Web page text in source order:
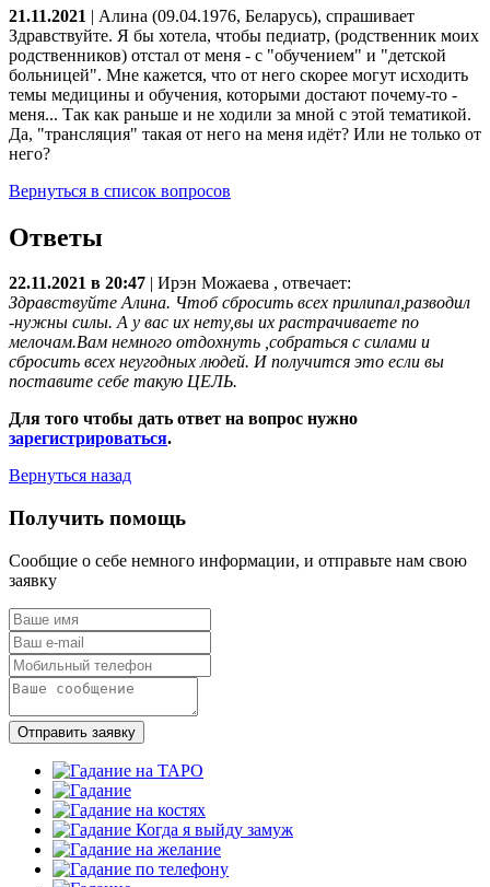
21.11.2021 | Алина (09.04.1976, Беларусь), спрашивает
Здравствуйте. Я бы хотела, чтобы педиатр, (родственник моих
родственников) отстал от меня - с "обучением" и "детской
больницей". Мне кажется, что от него скорее могут исходить
темы медицины и обучения, которыми достают почему-то -
меня... Так как раньше и не ходили за мной с этой тематикой.
Да, "трансляция" такая от него на меня идёт? Или не только от
него?
Вернуться в список вопросов
Ответы
22.11.2021 в 20:47 Ирэн Можаева , отвечает:
Здравствуйте Алина. Чтоб сбросить всех прилипал,разводил
-нужны силы. А у вас их нету,вы их растрачиваете по
мелочам.Вам немного отдохнуть ,собраться с силами и
сбросить всех неугодных людей. И получится это если вы
поставите себе такую ЦЕЛЬ.
Для того чтобы дать ответ на вопрос нужно
зарегистрироваться.
Вернуться назад
Получить помощь
Сообщие о себе немного информации, и отправьте нам свою
заявку
Отправить заявку